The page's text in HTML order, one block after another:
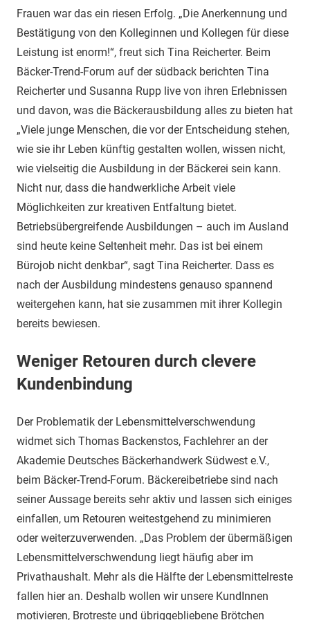
Frauen war das ein riesen Erfolg. „Die Anerkennung und
Bestätigung von den Kolleginnen und Kollegen für diese
Leistung ist enorm!“, freut sich Tina Reicherter. Beim
Bäcker-Trend-Forum auf der südback berichten Tina
Reicherter und Susanna Rupp live von ihren Erlebnissen
und davon, was die Bäckerausbildung alles zu bieten hat
„Viele junge Menschen, die vor der Entscheidung stehen,
wie sie ihr Leben künftig gestalten wollen, wissen nicht,
wie vielseitig die Ausbildung in der Bäckerei sein kann.
Nicht nur, dass die handwerkliche Arbeit viele
Möglichkeiten zur kreativen Entfaltung bietet.
Betriebsübergreifende Ausbildungen – auch im Ausland
sind heute keine Seltenheit mehr. Das ist bei einem
Bürojob nicht denkbar“, sagt Tina Reicherter. Dass es
nach der Ausbildung mindestens genauso spannend
weitergehen kann, hat sie zusammen mit ihrer Kollegin
bereits bewiesen.
Weniger Retouren durch clevere
Kundenbindung
Der Problematik der Lebensmittelverschwendung
widmet sich Thomas Backenstos, Fachlehrer an der
Akademie Deutsches Bäckerhandwerk Südwest e.V.,
beim Bäcker-Trend-Forum. Bäckereibetriebe sind nach
seiner Aussage bereits sehr aktiv und lassen sich einiges
einfallen, um Retouren weitestgehend zu minimieren
oder weiterzuverwenden. „Das Problem der übermäßigen
Lebensmittelverschwendung liegt häufig aber im
Privathaushalt. Mehr als die Hälfte der Lebensmittelreste
fallen hier an. Deshalb wollen wir unsere KundInnen
motivieren, Brotreste und übriggebliebene Brötchen